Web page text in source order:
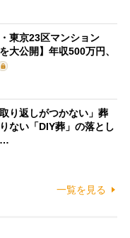
・東京23区マンション
大公開】年収500万円、
り返しがつかない」葬
ない「DIY葬」の落とし
…
一覧を見る